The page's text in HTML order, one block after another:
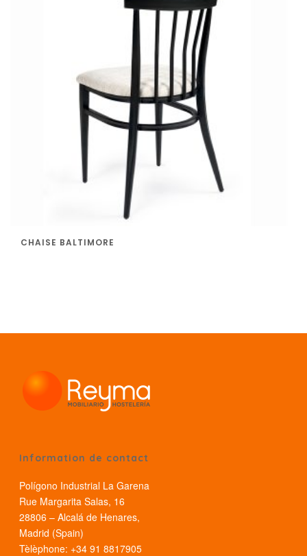
CHAISE BALTIMORE
Information de contact
Polígono Industrial La Garena
Rue Margarita Salas, 16
28806 – Alcalá de Henares,
Madrid (Spain)
Tèlèphone: +34 91 8817905